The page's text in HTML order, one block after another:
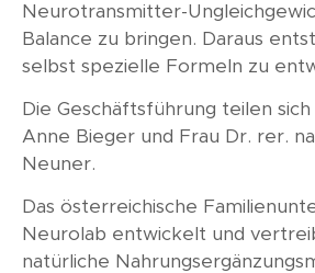
Neurotransmitter-
Balance zu bringen. Daraus
selbst spezielle Formeln zu
Die Geschäftsführung teilen
Anne Bieger und Frau Dr. rer.
Neuner.
Das österreichische
Neurolab entwickelt und
natürliche